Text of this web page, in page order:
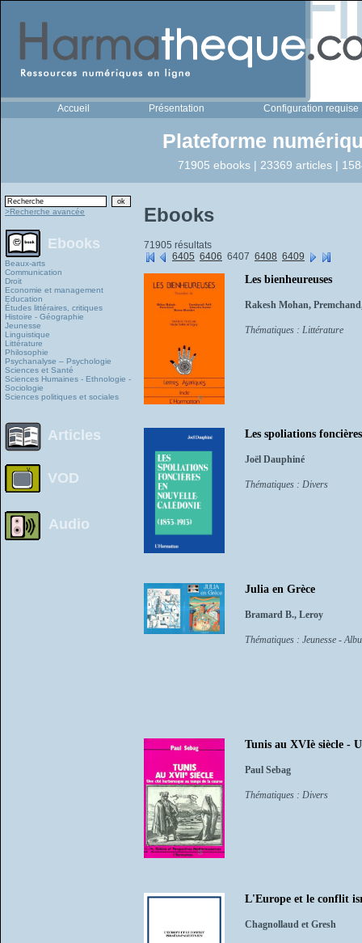
Accueil Présentation Configuration requise
Plateforme
71905 ebooks | 23369 articles |
>Recherche avancée
Ebooks
Beaux-arts
Communication
Droit
Economie et management
Education
Études littéraires, critiques
Histoire - Géographie
Jeunesse
Linguistique
Littérature
Philosophie
Psychanalyse – Psychologie
Sciences et Santé
Sciences Humaines - Ethnologie -
Sociologie
Sciences politiques et sociales
Articles
VOD
Audio
Ebooks
71905 résultats
6405 6406 6407 6408 6409
Les bienheureuses
Rakesh Mohan,
Thématiques : Littérature
Les spoliations
Joël Dauphiné
Thématiques : Divers
Julia en Grèce
Bramard B., Leroy
Thématiques : Jeunesse -
Tunis au XVIè siècle -
Paul Sebag
Thématiques : Divers
L'Europe et le conflit
Chagnollaud et Gresh